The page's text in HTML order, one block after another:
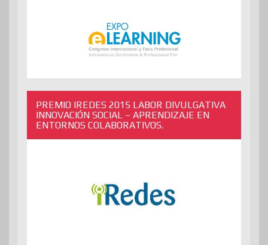
PREMIO IREDES 2015 LABOR DIVULGATIVA
INNOVACIÓN SOCIAL – APRENDIZAJE EN
ENTORNOS COLABORATIVOS.